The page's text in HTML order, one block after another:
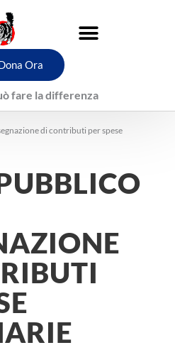
Ora
fare la differenza
di contributi per spese